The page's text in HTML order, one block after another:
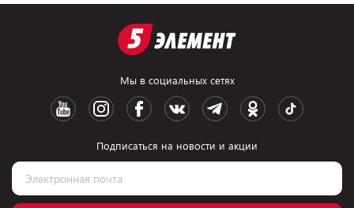
Мы в социальных сетях
Подписаться на новости и акции